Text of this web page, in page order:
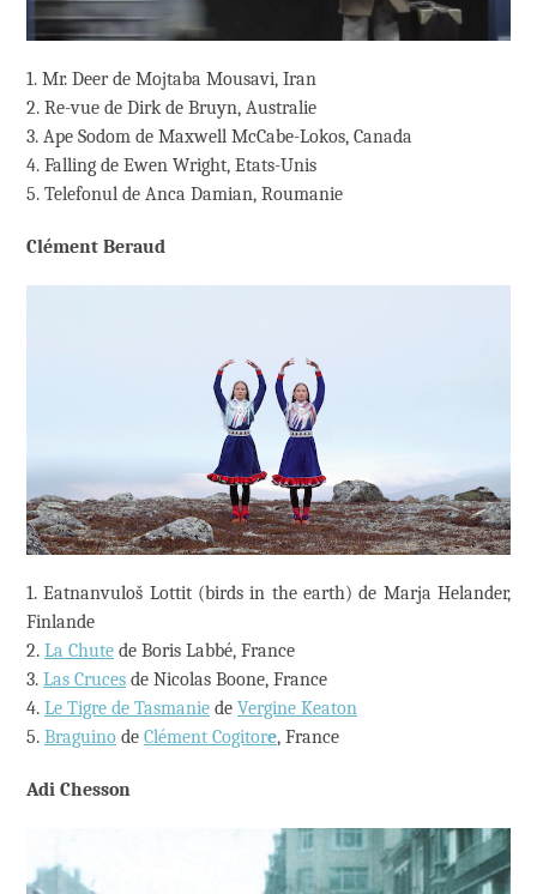
1. Mr. Deer de Mojtaba Mousavi, Iran
2. Re-vue de Dirk de Bruyn, Australie
3. Ape Sodom de Maxwell McCabe-Lokos, Canada
4. Falling de Ewen Wright, Etats-Unis
5. Telefonul de Anca Damian, Roumanie
Clément Beraud
1. Eatnanvuloš Lottit (birds in the earth) de Marja Helander,
Finlande
2. La Chute de Boris Labbé, France
3. Las Cruces de Nicolas Boone, France
4. Le Tigre de Tasmanie de Vergine Keaton
5. Braguino de Clément Cogitore, France
Adi Chesson